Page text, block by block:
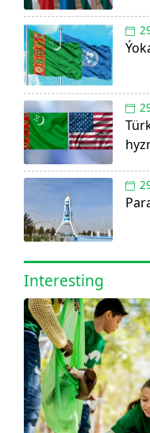
Interesting